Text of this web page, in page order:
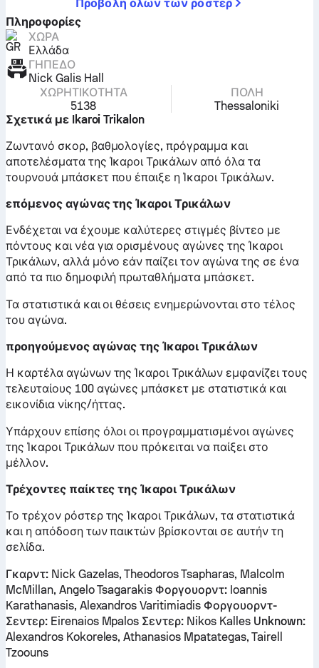
Προβολή όλων των ρόστερ
Πληροφορίες
ΧΏΡΑ
Ελλάδα
ΓΉΠΕΔΟ
Nick Galis Hall
ΧΩΡΗΤΙΚΌΤΗΤΑ
5138
ΠΌΛΗ
Thessaloniki
Σχετικά με Ikaroi Trikalon
Ζωντανό σκορ, βαθμολογίες, πρόγραμμα και
αποτελέσματα της Ίκαροι Τρικάλων από όλα τα
τουρνουά μπάσκετ που έπαιξε η Ίκαροι Τρικάλων.
επόμενος αγώνας της Ίκαροι Τρικάλων
Ενδέχεται να έχουμε καλύτερες στιγμές βίντεο με
πόντους και νέα για ορισμένους αγώνες της Ίκαροι
Τρικάλων, αλλά μόνο εάν παίζει τον αγώνα της σε ένα
από τα πιο δημοφιλή πρωταθλήματα μπάσκετ.
Τα στατιστικά και οι θέσεις ενημερώνονται στο τέλος
του αγώνα.
προηγούμενος αγώνας της Ίκαροι Τρικάλων
Η καρτέλα αγώνων της Ίκαροι Τρικάλων εμφανίζει τους
τελευταίους 100 αγώνες μπάσκετ με στατιστικά και
εικονίδια νίκης/ήττας.
Υπάρχουν επίσης όλοι οι προγραμματισμένοι αγώνες
της Ίκαροι Τρικάλων που πρόκειται να παίξει στο
μέλλον.
Τρέχοντες παίκτες της Ίκαροι Τρικάλων
Το τρέχον ρόστερ της Ίκαροι Τρικάλων, τα στατιστικά
και η απόδοση των παικτών βρίσκονται σε αυτήν τη
σελίδα.
Γκαρντ:Nick Gazelas, Theodoros Tsapharas, Malcolm
McMillan, Angelo Tsagarakis Φοργουορντ:Ioannis
Karathanasis, Alexandros Varitimiadis Φοργουορντ-
Σεντερ:Eirenaios Mpalos Σεντερ: Nikos Kalles Unknown:
Alexandros Kokoreles, Athanasios Mpatategas, Tairell
Tzoouns